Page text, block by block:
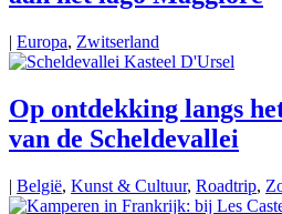
| Europa, Zwitserland
Op ontdekking langs
van de Scheldevallei
| België, Kunst & Cultuur, Roadtrip,